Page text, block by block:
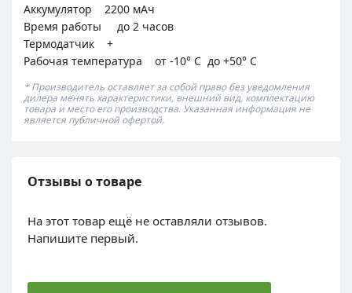
Аккумулятор 2200 мАч
Время работы до 2 часов
Термодатчик +
Рабочая температура от -10° С до +50° С
* Производитель оставляет за собой право без уведомления
дилера менять характеристики, внешний вид, комплектацию
товара и место его производства. Указанная информация не
является публичной офертой.
Отзывы о товаре
На этот товар ещё не оставляли отзывов.
Напишите первый.